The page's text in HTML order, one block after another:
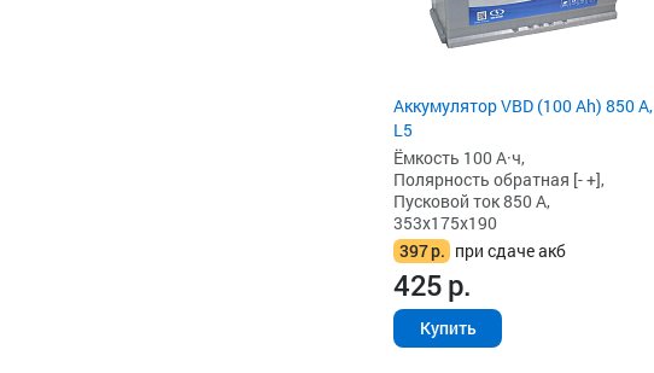
Аккумулятор VBD (100 Ah) 850 А,
L5
Ёмкость 100 А·ч,
Полярность обратная [- +],
Пусковой ток 850 А,
353x175x190
397р. при сдаче акб
425р.
Купить